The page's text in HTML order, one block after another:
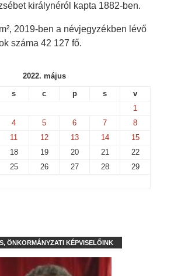
királynéról kapta 1882-ben.
2019-ben a névjegyzékben lévő
száma 42 127 fő.
2022. május
s c p s
v
1
4 5 6 7
8
11 12 13 14
15
18 19 20 21
22
25 26 27 28
29
ÖNKORMÁNYZATI KÉPVISELŐINK